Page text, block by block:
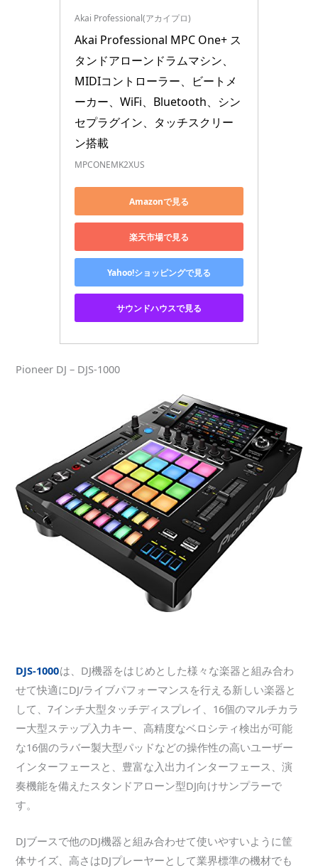
Akai Professional(アカイプロ)
Akai Professional MPC One+ ス
タンドアローンドラムマシン、
MIDIコントローラー、ビートメ
ーカー、WiFi、Bluetooth、シン
セプラグイン、タッチスクリー
ン搭載
MPCONEMK2XUS
Amazonで見る
楽天市場で見る
Yahoo!ショッピングで見る
サウンドハウスで見る
Pioneer DJ – DJS-1000
DJS-1000は、DJ機器をはじめとした様々な楽器と組み合わ
せて快適にDJ/ライブパフォーマンスを行える新しい楽器と
して、7インチ大型タッチディスプレイ、16個のマルチカラ
ー大型ステップ入力キー、高精度なベロシティ検出が可能
な16個のラバー製大型パッドなどの操作性の高いユーザー
インターフェースと、豊富な入出力インターフェース、演
奏機能を備えたスタンドアローン型DJ向けサンプラーで
す。
DJブースで他のDJ機器と組み合わせて使いやすいように筐
体サイズ、高さはDJプレーヤーとして業界標準の機材でも